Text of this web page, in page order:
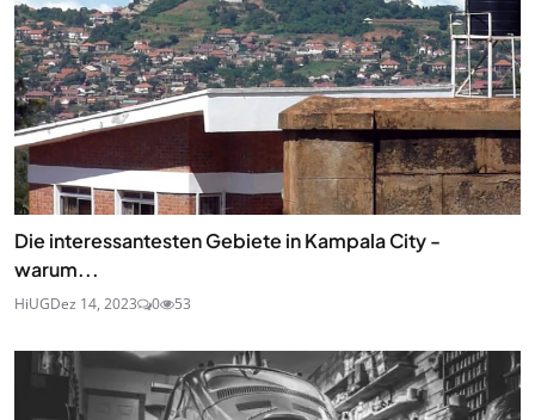
Die interessantesten Gebiete in Kampala City -
warum...
HiUGDez 14, 2023 0 53